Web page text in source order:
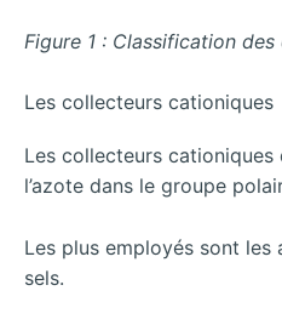
Figure 1 : Classification
Les collecteurs cationiques
Les collecteurs
l’azote dans le groupe
Les plus employés sont les
sels.